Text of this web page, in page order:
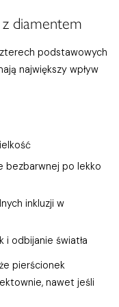
diamentem
podstawowych
największy wpływ
bezbarwnej po lekko
inkluzji w
i odbijanie światła
pierścionek
nawet jeśli